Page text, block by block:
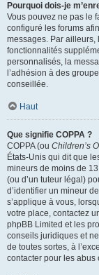
Pourquoi dois-je
Vous pouvez ne pas le
configuré les forums
messages. Par ailleurs,
fonctionnalités
personnalisés, la
l’adhésion à des
conseillée.
Haut
Que signifie COPPA ?
COPPA (ou Children’s
États-Unis qui dit que
mineurs de moins de
(ou d’un tuteur légal)
d’identifier un mineur
s’applique à vous,
votre place, contactez
phpBB Limited et les
conseils juridiques et
de toutes sortes, à
contacter pour les abus